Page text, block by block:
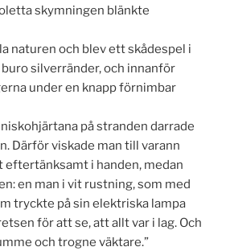
skymningen blänkte
naturen och blev ett skådespel i
silverränder, och innanför
under en knapp förnimbar
på stranden darrade
Därför viskade man till varann
eftertänksamt i handen, medan
en man i vit rustning, som med
tryckte på sin elektriska lampa
för att se, att allt var i lag. Och
och trogne väktare.”